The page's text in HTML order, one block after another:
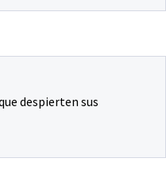
despierten sus